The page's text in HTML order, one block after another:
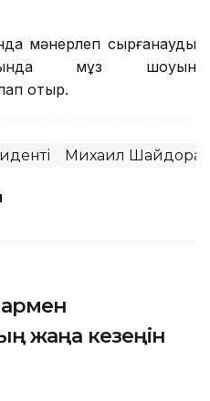
мәнерлеп сырғанауды
мұз шоуын
отыр.
Михаил Шайдорав
жаңа кезеңін